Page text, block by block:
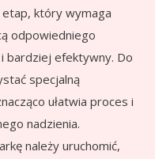
który wymaga
odpowiedniego
bardziej efektywny. Do
specjalną
ułatwia proces i
nadzienia.
należy uruchomić,